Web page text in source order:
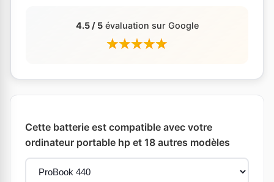
4.5 / 5évaluation sur Google
Cette batterie est compatible avec votre
ordinateur portable hp et 18 autres modèles